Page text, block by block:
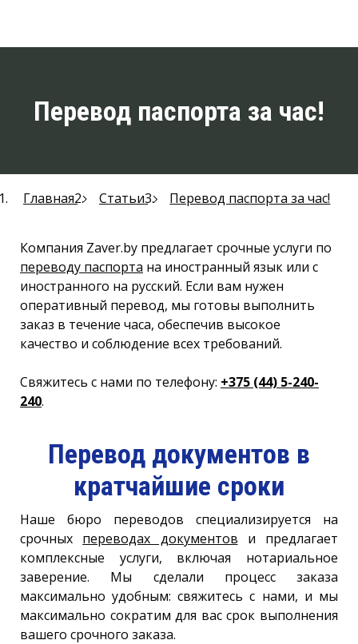
Перевод паспорта за час!
Главная Статьи Перевод паспорта за час!
Компания Zaver.by предлагает срочные услуги по
переводу паспорта на иностранный язык или с
иностранного на русский. Если вам нужен
оперативный перевод, мы готовы выполнить
заказ в течение часа, обеспечив высокое
качество и соблюдение всех требований.
Свяжитесь с нами по телефону: +375 (44) 5-240-
240.
Перевод документов в
кратчайшие сроки
Наше бюро переводов специализируется на
срочных переводах документов и предлагает
комплексные услуги, включая нотариальное
заверение. Мы сделали процесс заказа
максимально удобным: свяжитесь с нами, и мы
максимально сократим для вас срок выполнения
вашего срочного заказа.